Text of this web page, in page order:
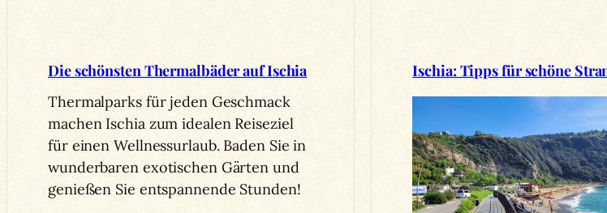
Die schönsten Thermalbäder auf Ischia
Thermalparks für jeden Geschmack
machen Ischia zum idealen Reiseziel
für einen Wellnessurlaub. Baden Sie in
wunderbaren exotischen Gärten und
genießen Sie entspannende Stunden!
Ischia: Tipps für schöne